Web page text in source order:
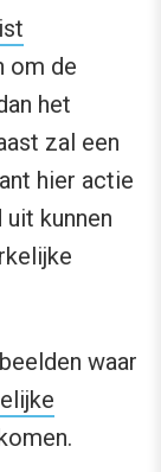
om de
het
zal een
hier actie
kunnen
waar